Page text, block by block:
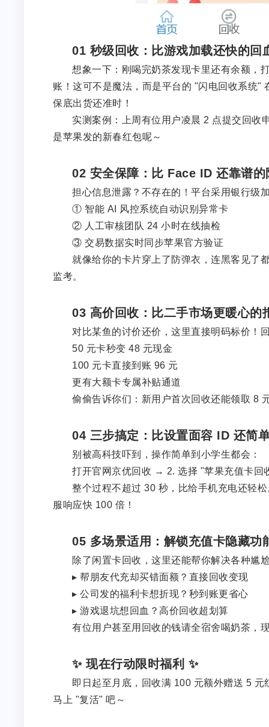
01 秒级回收：比游戏加载还快的回
想象一下：刚喝完奶茶发现卡里还有余额，
账！这可不是魔法，而是平台的 "闪电回收系统
保底出货还准时！
实测案例：上周有位用户凌晨 2 点提交回收
是苹果发的新春红包呢～
02 安全保障：比 Face ID 还靠谱的
担心信息泄露？不存在的！平台采用银行级
① 智能 AI 风控系统自动识别异常卡
② 人工审核团队 24 小时在线抽检
③ 交易数据实时同步苹果官方验证
就像给你的卡片穿上了防弹衣，连黑客见了
监考。
03 高价回收：比二手市场更暖心的
对比某鱼的讨价还价，这里直接明码标价！
50 元卡秒变 48 元现金
100 元卡直接到账 96 元
更有大额卡专属补贴通道
偷偷告诉你们：新用户首次回收还能领取 8
04 三步搞定：比设置面容 ID 还简
别被高科技吓到，操作简单到小学生都会：
打开官网京优回收 → 2. 选择 "苹果充值卡
整个过程不超过 30 秒，比给手机充电还轻
服响应快 100 倍！
05 多场景适用：解锁充值卡隐藏功
除了闲置卡回收，这里还能帮你解决各种尴
▸ 帮朋友代充却买错面额？直接回收变现
▸ 公司发的福利卡想折现？秒到账更省心
▸ 游戏退坑想回血？高价回收超划算
有位用户甚至用回收的钱请全宿舍喝奶茶，
✨ 现在行动限时福利 ✨
即日起至月底，回收满 100 元额外赠送 5
马上 "复活" 吧～